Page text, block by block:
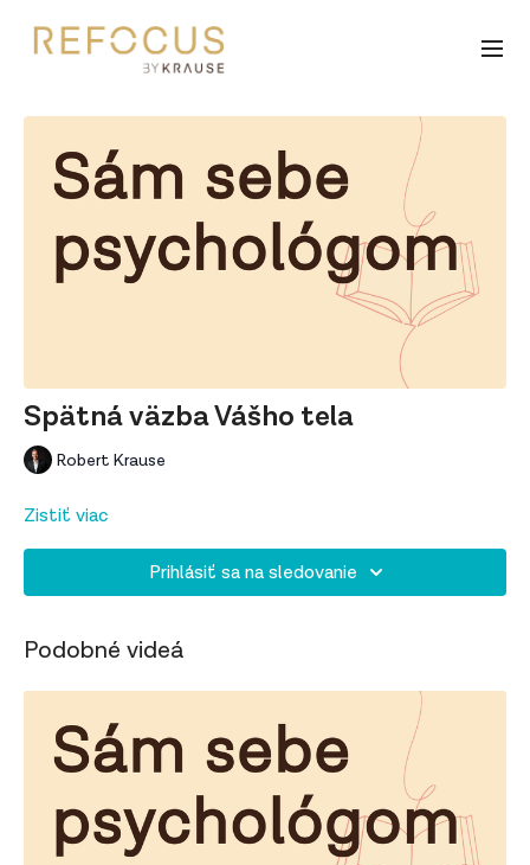
Spätná väzba Vášho tela
Robert Krause
Zistiť viac
Prihlásiť sa na sledovanie
Podobné videá